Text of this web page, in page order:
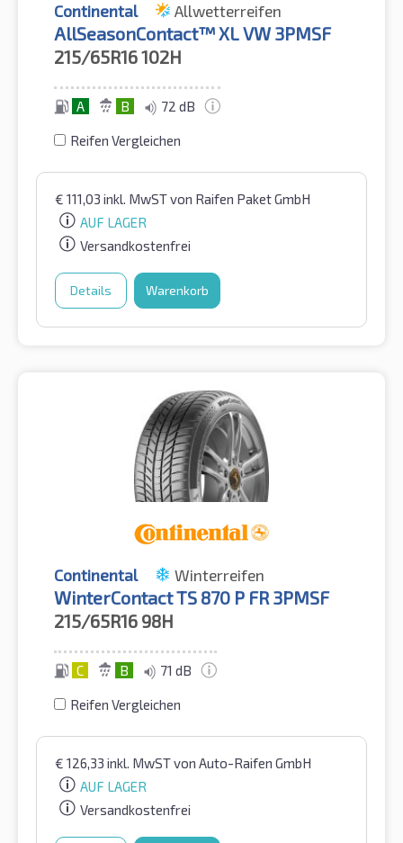
Continental Allwetterreifen
AllSeasonContact™ XL VW 3PMSF
215/65R16102H
A B 72 dB
Reifen Vergleichen
€ 111,03 inkl. MwSTvon Raifen Paket GmbH
AUF LAGER
Versandkostenfrei
Details Warenkorb
Continental Winterreifen
WinterContact TS 870 P FR 3PMSF
215/65R16 98H
C B 71 dB
Reifen Vergleichen
€ 126,33 inkl. MwSTvon Auto-Raifen GmbH
AUF LAGER
Versandkostenfrei